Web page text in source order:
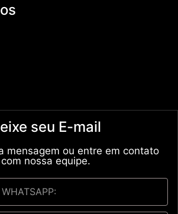
seu E-mail
mensagem ou entre em contato
com nossa equipe.